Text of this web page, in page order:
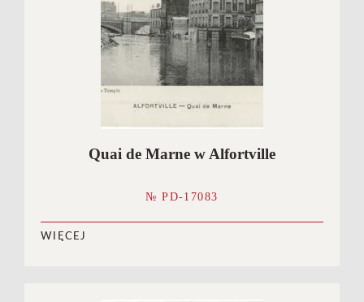
Quai de Marne w Alfortville
№ PD-17083
WIĘCEJ